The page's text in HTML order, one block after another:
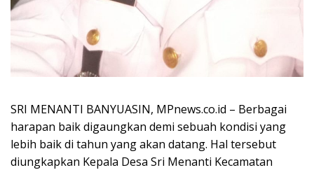
SRI MENANTI BANYUASIN, MPnews.co.id – Berbagai
harapan baik digaungkan demi sebuah kondisi yang
lebih baik di tahun yang akan datang. Hal tersebut
diungkapkan Kepala Desa Sri Menanti Kecamatan